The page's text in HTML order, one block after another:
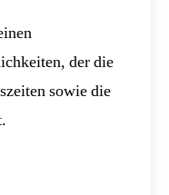
der die
sowie die